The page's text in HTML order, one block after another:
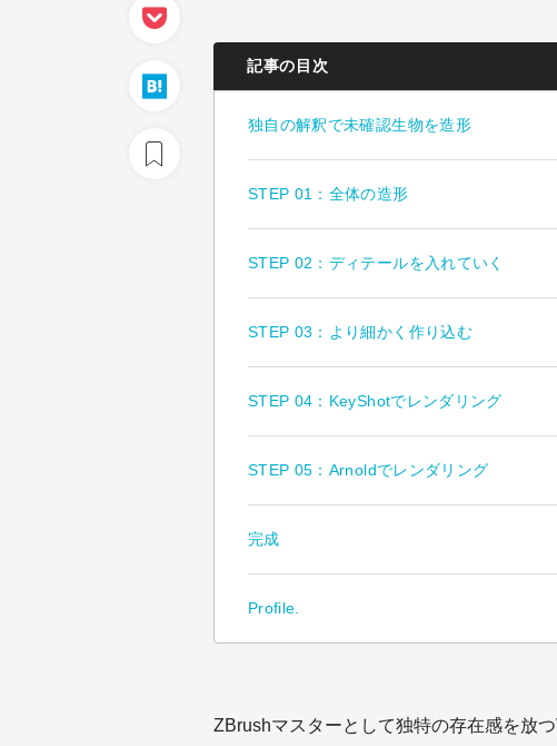
記事の目次
独自の解釈で未確認生物を造形
STEP 01：全体の造形
STEP 02：ディテールを入れていく
STEP 03：より細かく作り込む
STEP 04：KeyShotでレンダリング
STEP 05：Arnoldでレンダリング
完成
Profile.
ZBrushマスターとして独特の存在感を放